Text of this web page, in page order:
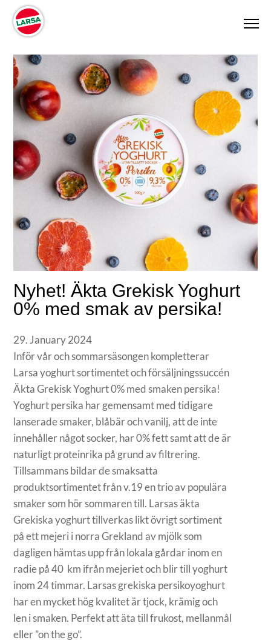
PRODUKTER
RECEPT
OM OSS
AKTUELLT
KONTAKT
Nyhet! Äkta Grekisk Yoghurt
0% med smak av persika!
29. January 2024
Inför vår och sommarsäsongen kompletterar
Larsa yoghurt sortimentet och försäljningssuccén
Äkta Grekisk Yoghurt 0% med smaken persika!
Yoghurt persika har gemensamt med tidigare
lanserade smaker, blåbär och vanilj, att de inte
innehåller något socker, har 0% fett samt att de är
naturligt proteinrika på grund av filtrering.
Tillsammans bildar de smaksatta
produktsortimentet från v.19 en trio av populära
smaker som hör sommaren till. Larsas äkta
Grekiska yoghurt tillverkas likt övrigt sortiment
på ett mejeri i norra Grekland av mjölk som
dagligen hämtas upp från lokala gårdar inom en
radie på 40 km ifrån mejeriet och blir till yoghurt
inom 24 timmar. Larsas grekiska persikoyoghurt
har en mycket hög kvalitet är tjock, krämig och
len i smaken. Perfekt att äta till frukost, mellanmål
eller ”on the go”.